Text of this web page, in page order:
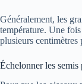
Généralement, les
température. Une
plusieurs centimètres
Échelonner les